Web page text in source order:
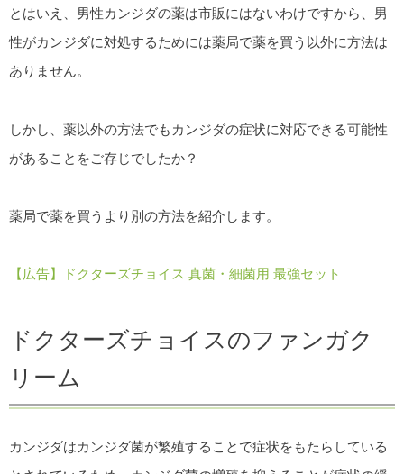
とはいえ、男性カンジダの薬は市販にはないわけですから、男
性がカンジダに対処するためには薬局で薬を買う以外に方法は
ありません。
しかし、薬以外の方法でもカンジダの症状に対応できる可能性
があることをご存じでしたか？
薬局で薬を買うより別の方法を紹介します。
【広告】ドクターズチョイス 真菌・細菌用 最強セット
ドクターズチョイスのファンガク
リーム
カンジダはカンジダ菌が繁殖することで症状をもたらしている